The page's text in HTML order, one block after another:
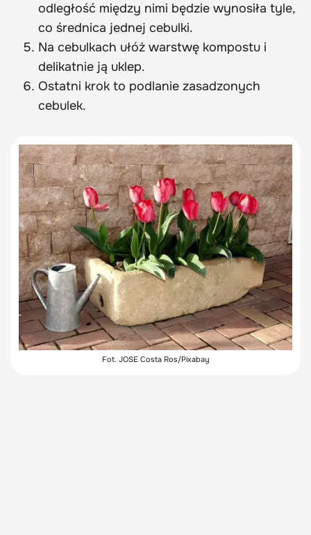
odległość między nimi będzie wynosiła tyle,
co średnica jednej cebulki.
Na cebulkach ułóż warstwę kompostu i
delikatnie ją uklep.
Ostatni krok to podlanie zasadzonych
cebulek.
Fot. JOSE Costa Ros/Pixabay